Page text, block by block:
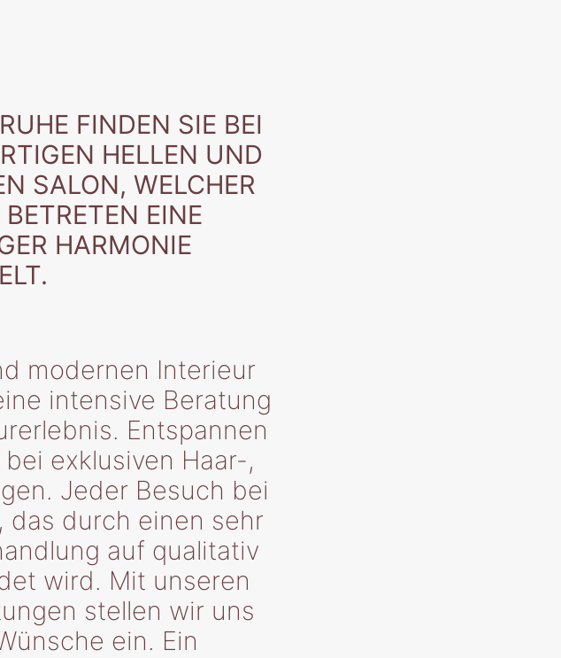
FINDEN SIE BEI
HELLEN UND
SALON, WELCHER
EINE
HARMONIE
modernen Interieur
intensive Beratung
Entspannen
exklusiven Haar-,
Jeder Besuch bei
das durch einen sehr
auf qualitativ
wird. Mit unseren
stellen wir uns
ein. Ein